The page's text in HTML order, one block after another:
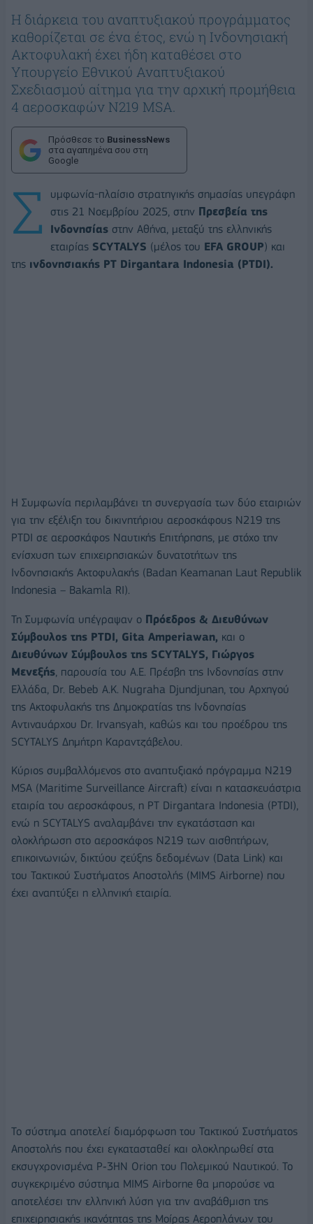
Η διάρκεια του αναπτυξιακού προγράμματος
καθορίζεται σε ένα έτος, ενώ η Ινδονησιακή
Ακτοφυλακή έχει ήδη καταθέσει στο
Υπουργείο Εθνικού Αναπτυξιακού
Σχεδιασμού αίτημα για την αρχική προμήθεια
4 αεροσκαφών Ν219 MSA.
Πρόσθεσε το BusinessNews
στα αγαπημένα σου στη
Google
Σ
υμφωνία-πλαίσιο στρατηγικής σημασίας υπεγράφη
στις 21 Νοεμβρίου 2025, στην Πρεσβεία της
Ινδονησίας στην Αθήνα, μεταξύ της ελληνικής
εταιρίας SCYTALYS (μέλος του EFA GROUP) και
της ινδονησιακής PT Dirgantara Indonesia (PTDI).
Η Συμφωνία περιλαμβάνει τη συνεργασία των δύο εταιριών
για την εξέλιξη του δικινητήριου αεροσκάφους Ν219 της
PTDI σε αεροσκάφος Ναυτικής Επιτήρησης, με στόχο την
ενίσχυση των επιχειρησιακών δυνατοτήτων της
Ινδονησιακής Ακτοφυλακής (Badan Keamanan Laut Republik
Indonesia – Bakamla RI).
Τη Συμφωνία υπέγραψαν ο Πρόεδρος & Διευθύνων
Σύμβουλος της PTDI, Gita Amperiawan, και ο
Διευθύνων Σύμβουλος της SCYTALYS, Γιώργος
Μενεξής , παρουσία του Α.Ε. Πρέσβη της Ινδονησίας στην
Ελλάδα, Dr. Bebeb A.K. Nugraha Djundjunan, του Αρχηγού
της Ακτοφυλακής της Δημοκρατίας της Ινδονησίας
Αντιναυάρχου Dr. Irvansyah, καθώς και του προέδρου της
SCYTALYS Δημήτρη Καραντζάβελου.
Κύριος συμβαλλόμενος στο αναπτυξιακό πρόγραμμα Ν219
MSA (Maritime Surveillance Aircraft) είναι η κατασκευάστρια
εταιρία του αεροσκάφους, η PT Dirgantara Indonesia (PTDI),
ενώ η SCYTALYS αναλαμβάνει την εγκατάσταση και
ολοκλήρωση στο αεροσκάφος Ν219 των αισθητήρων,
επικοινωνιών, δικτύου ζεύξης δεδομένων (Data Link) και
του Τακτικού Συστήματος Αποστολής (MIMS Airborne) που
έχει αναπτύξει η ελληνική εταιρία.
Το σύστημα αποτελεί διαμόρφωση του Τακτικού Συστήματος
Αποστολής που έχει εγκατασταθεί και ολοκληρωθεί στα
εκσυγχρονισμένα P‑3HN Orion του Πολεμικού Ναυτικού. Το
συγκεκριμένο σύστημα MIMS Airborne θα μπορούσε να
αποτελέσει την ελληνική λύση για την αναβάθμιση της
επιχειρησιακής ικανότητας της Μοίρας Αεροπλάνων του